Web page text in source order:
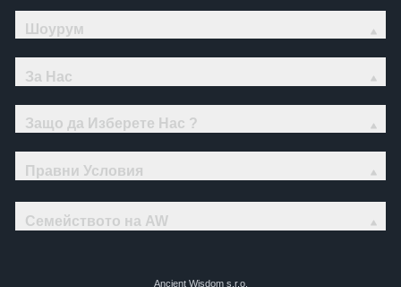
Шоурум
За Нас
Защо да Изберете Нас ?
Правни Условия
Семейството на AW
Ancient Wisdom s.r.o.